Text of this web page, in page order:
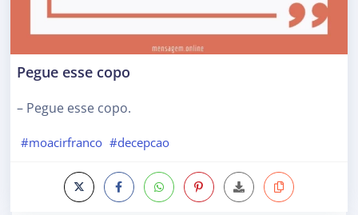
Pegue esse copo
– Pegue esse copo.
#moacirfranco #decepcao